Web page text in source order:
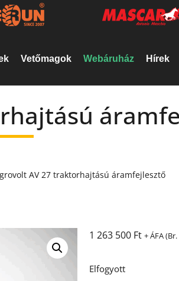
Vetőmagok Webáruház Hírek
AV 27 traktorhajtású áramfejlesztő
1 263 500 Ft + ÁFA (Br.
Elfogyott